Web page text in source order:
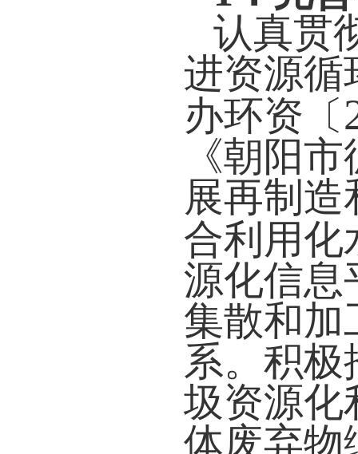
认真贯
进资源循
办环资〔
《朝阳
展再制
合利用化
源化信息
集散和加
系。积
圾资源化
体废弃物